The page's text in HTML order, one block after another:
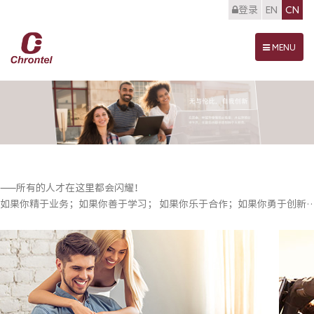
登录 EN CN
Toggle
navigation
MENU
——所有的人才在这里都会闪耀！
如果你精于业务；如果你善于学习； 如果你乐于合作；如果你勇于创